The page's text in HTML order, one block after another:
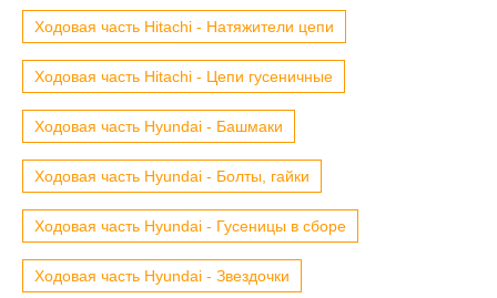
Ходовая часть Hitachi - Натяжители цепи
Ходовая часть Hitachi - Цепи гусеничные
Ходовая часть Hyundai - Башмаки
Ходовая часть Hyundai - Болты, гайки
Ходовая часть Hyundai - Гусеницы в сборе
Ходовая часть Hyundai - Звездочки